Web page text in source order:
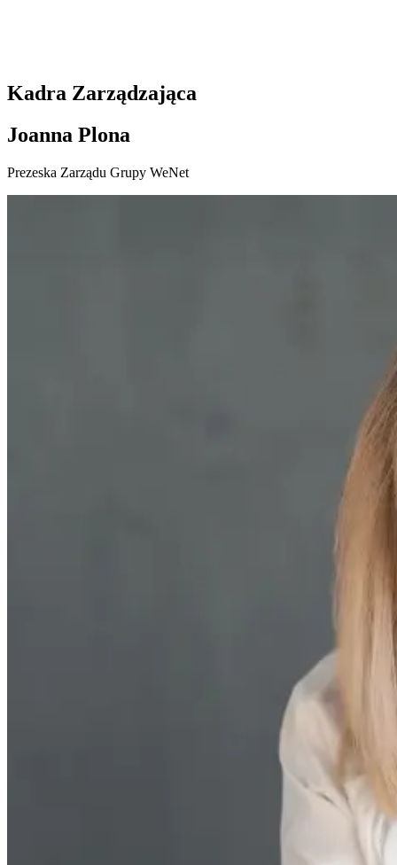
Kadra Zarządzająca
Joanna Plona
Prezeska Zarządu Grupy WeNet